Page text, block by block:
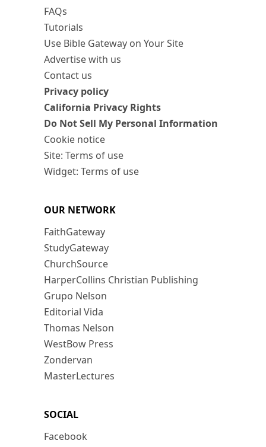
FAQs
Tutorials
Use Bible Gateway on Your Site
Advertise with us
Contact us
Privacy policy
California Privacy Rights
Do Not Sell My Personal Information
Cookie notice
Site: Terms of use
Widget: Terms of use
OUR NETWORK
FaithGateway
StudyGateway
ChurchSource
HarperCollins Christian Publishing
Grupo Nelson
Editorial Vida
Thomas Nelson
WestBow Press
Zondervan
MasterLectures
SOCIAL
Facebook